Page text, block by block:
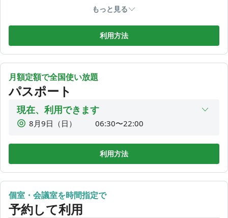
ージか館内の電話番号に御問合せ下さい。
様の御協力をお願いします。
す。
その他、御質問やリクエスト等は以下URLから送付願いま
す。
https://www.ringaku.com/about-us
御来店頂いた皆様が快適にお過ごし頂きたいと思っておりま
ご協力をお願い申し上げます。
土日祝料金
1時間利用 ¥350
2時間利用
3時間利用
4時間利用 1,200
1DAY利用
もっと見る
利用方法
月額定額で全国使い放題
パスポート
現在、利用できます
8月9日（日）
06:30〜22:00
06:30〜22:00
8月12日（水）
06:30〜22:00
8月13日（木）
06:30〜22:00
8月14日（金）
06:30〜22:00
8月15日（土）
利用方法
個室・会議室を時間指定で
予約して利用